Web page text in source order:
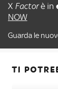
X Factorè in
NOW
Guarda le
TI